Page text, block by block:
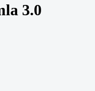
3.0